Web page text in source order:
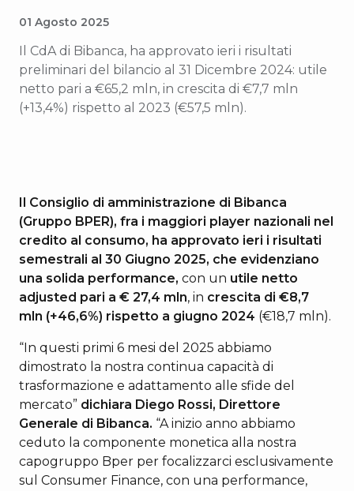
01 Agosto 2025
Il CdA di Bibanca, ha approvato ieri i risultati
preliminari del bilancio al 31 Dicembre 2024: utile
netto pari a €65,2 mln, in crescita di €7,7 mln
(+13,4%) rispetto al 2023 (€57,5 mln).
Il Consiglio di amministrazione di Bibanca
(Gruppo BPER), fra i maggiori player nazionali nel
credito al consumo, ha approvato ieri i risultati
semestrali al 30 Giugno 2025, che evidenziano
una solida performance, con un utile netto
adjusted pari a € 27,4 mln, in crescita di €8,7
mln (+46,6%) rispetto a giugno 2024 (€18,7 mln).
“In questi primi 6 mesi del 2025 abbiamo
dimostrato la nostra continua capacità di
trasformazione e adattamento alle sfide del
mercato” dichiara Diego Rossi, Direttore
Generale di Bibanca. “A inizio anno abbiamo
ceduto la componente monetica alla nostra
capogruppo Bper per focalizzarci esclusivamente
sul Consumer Finance, con una performance,